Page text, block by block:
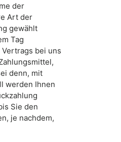
der
Art der
gewählt
Tag
bei uns
denn, mit
werden Ihnen
Sie den
je nachdem,